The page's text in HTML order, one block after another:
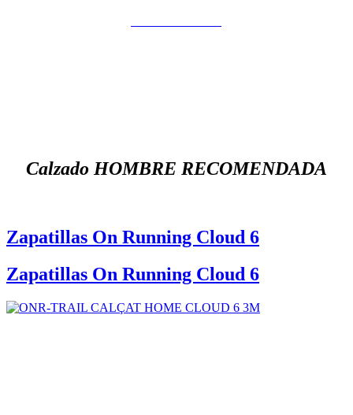
Calzado HOMBRE RECOMENDADA
Zapatillas On Running Cloud 6
Zapatillas On Running Cloud 6